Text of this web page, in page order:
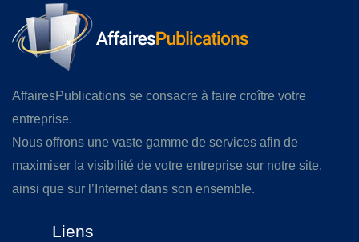
AffairesPublications se consacre à faire croître votre
entreprise.
Nous offrons une vaste gamme de services afin de
maximiser la visibilité de votre entreprise sur notre site,
ainsi que sur l’Internet dans son ensemble.
Liens